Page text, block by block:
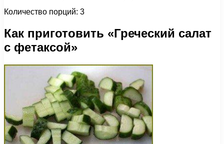
Количество порций: 3
Как приготовить «Греческий салат
с фетаксой»